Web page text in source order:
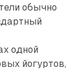
обычно
одной
йогуртов,